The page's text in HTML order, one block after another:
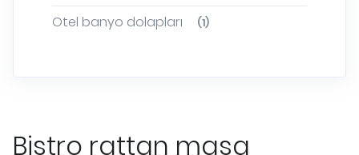
Otel banyo dolapları (1)
Bistro rattan masa